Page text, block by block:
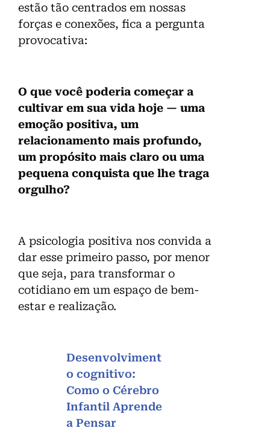
estão tão centrados em nossas
forças e conexões, fica a pergunta
provocativa:
O que você poderia começar a
cultivar em sua vida hoje — uma
emoção positiva, um
relacionamento mais profundo,
um propósito mais claro ou uma
pequena conquista que lhe traga
orgulho?
A psicologia positiva nos convida a
dar esse primeiro passo, por menor
que seja, para transformar o
cotidiano em um espaço de bem-
estar e realização.
Desenvolviment
o cognitivo:
Como o Cérebro
Infantil Aprende
a Pensar